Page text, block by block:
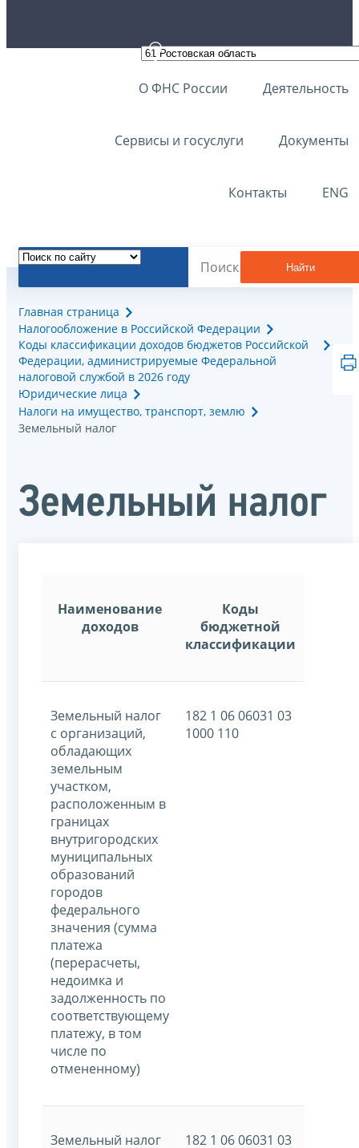
О ФНС России Деятельность
Сервисы и госуслуги Документы
Контакты ENG
Найти
Главная страница
Налогообложение в Российской Федерации
Коды классификации доходов бюджетов Российской
Федерации, администрируемые Федеральной
налоговой службой в 2026 году
Юридические лица
Налоги на имущество, транспорт, землю
Земельный налог
Земельный налог
Наименование
доходов
Коды
бюджетной
классификации
Земельный налог
с организаций,
обладающих
земельным
участком,
расположенным в
границах
внутригородских
муниципальных
образований
городов
федерального
значения (сумма
платежа
(перерасчеты,
недоимка и
задолженность по
соответствующему
платежу, в том
числе по
отмененному)
182 1 06 06031 03
1000 110
Земельный налог
182 1 06 06031 03